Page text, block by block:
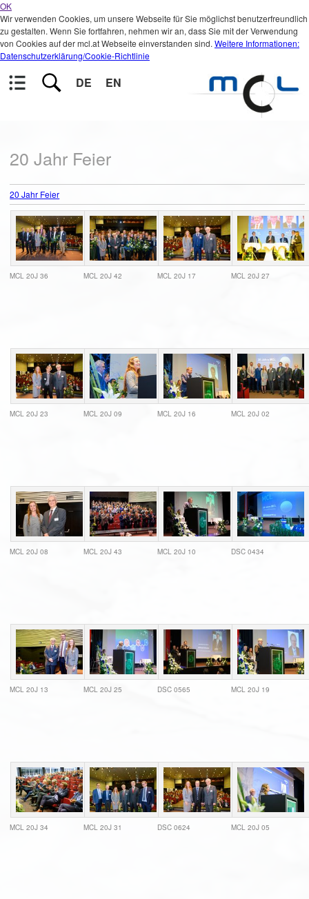
OK
Wir verwenden Cookies, um unsere Webseite für Sie möglichst benutzerfreundlich
zu gestalten. Wenn Sie fortfahren, nehmen wir an, dass Sie mit der Verwendung
von Cookies auf der mcl.at Webseite einverstanden sind. Weitere Informationen:
Datenschutzerklärung/Cookie-Richtlinie
DE EN
20 Jahr Feier
20 Jahr Feier
MCL 20J 36 MCL 20J 42 MCL 20J 17 MCL 20J 27
MCL 20J 23 MCL 20J 09 MCL 20J 16 MCL 20J 02
MCL 20J 08 MCL 20J 43 MCL 20J 10 DSC 0434
MCL 20J 13 MCL 20J 25 DSC 0565 MCL 20J 19
MCL 20J 34 MCL 20J 31 DSC 0624 MCL 20J 05